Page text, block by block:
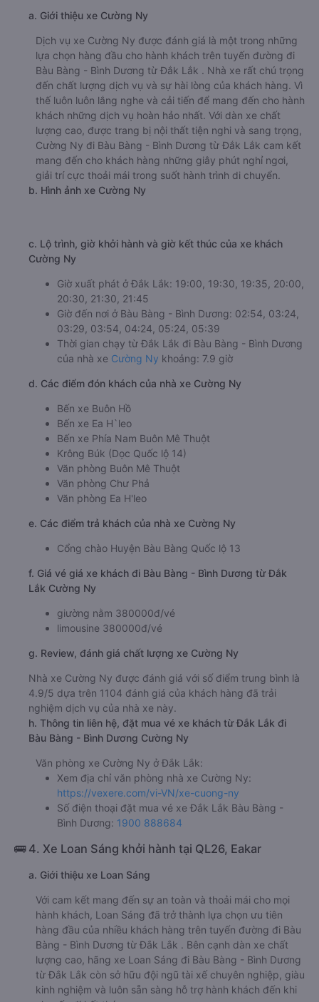
a. Giới thiệu xe Cường Ny
Dịch vụ xe Cường Ny được đánh giá là một trong những
lựa chọn hàng đầu cho hành khách trên tuyến đường đi
Bàu Bàng - Bình Dương từ Đắk Lắk . Nhà xe rất chú trọng
đến chất lượng dịch vụ và sự hài lòng của khách hàng. Vì
thế luôn luôn lắng nghe và cải tiến để mang đến cho hành
khách những dịch vụ hoàn hảo nhất. Với dàn xe chất
lượng cao, được trang bị nội thất tiện nghi và sang trọng,
Cường Ny đi Bàu Bàng - Bình Dương từ Đắk Lắk cam kết
mang đến cho khách hàng những giây phút nghỉ ngơi,
giải trí cực thoải mái trong suốt hành trình di chuyển.
b. Hình ảnh xe Cường Ny
c. Lộ trình, giờ khởi hành và giờ kết thúc của xe khách
Cường Ny
Giờ xuất phát ở Đắk Lắk: 19:00, 19:30, 19:35, 20:00,
20:30, 21:30, 21:45
Giờ đến nơi ở Bàu Bàng - Bình Dương: 02:54, 03:24,
03:29, 03:54, 04:24, 05:24, 05:39
Thời gian chạy từ Đắk Lắk đi Bàu Bàng - Bình Dương
của nhà xe Cường Ny khoảng: 7.9 giờ
d. Các điểm đón khách của nhà xe Cường Ny
Bến xe Buôn Hồ
Bến xe Ea H`leo
Bến xe Phía Nam Buôn Mê Thuột
Krông Búk (Dọc Quốc lộ 14)
Văn phòng Buôn Mê Thuột
Văn phòng Chư Phả
Văn phòng Ea H'leo
e. Các điểm trả khách của nhà xe Cường Ny
Cổng chào Huyện Bàu Bàng Quốc lộ 13
f. Giá vé giá xe khách đi Bàu Bàng - Bình Dương từ Đắk
Lắk Cường Ny
giường nằm 380000đ/vé
limousine 380000đ/vé
g. Review, đánh giá chất lượng xe Cường Ny
Nhà xe Cường Ny được đánh giá với số điểm trung bình là
4.9/5 dựa trên 1104 đánh giá của khách hàng đã trải
nghiệm dịch vụ của nhà xe này.
h. Thông tin liên hệ, đặt mua vé xe khách từ Đắk Lắk đi
Bàu Bàng - Bình Dương Cường Ny
Văn phòng xe Cường Ny ở Đắk Lắk:
Xem địa chỉ văn phòng nhà xe Cường Ny:
https://vexere.com/vi-VN/xe-cuong-ny
Số điện thoại đặt mua vé xe Đắk Lắk Bàu Bàng -
Bình Dương: 1900 888684
🚌 4. Xe Loan Sáng khởi hành tại QL26, Eakar
a. Giới thiệu xe Loan Sáng
Với cam kết mang đến sự an toàn và thoải mái cho mọi
hành khách, Loan Sáng đã trở thành lựa chọn ưu tiên
hàng đầu của nhiều khách hàng trên tuyến đường đi Bàu
Bàng - Bình Dương từ Đắk Lắk . Bên cạnh dàn xe chất
lượng cao, hãng xe Loan Sáng đi Bàu Bàng - Bình Dương
từ Đắk Lắk còn sở hữu đội ngũ tài xế chuyên nghiệp, giàu
kinh nghiệm và luôn sẵn sàng hỗ trợ hành khách đến khi